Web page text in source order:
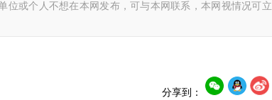
位或个人不想在本网发布，可与本网联系，本网视情况可立
分享到：